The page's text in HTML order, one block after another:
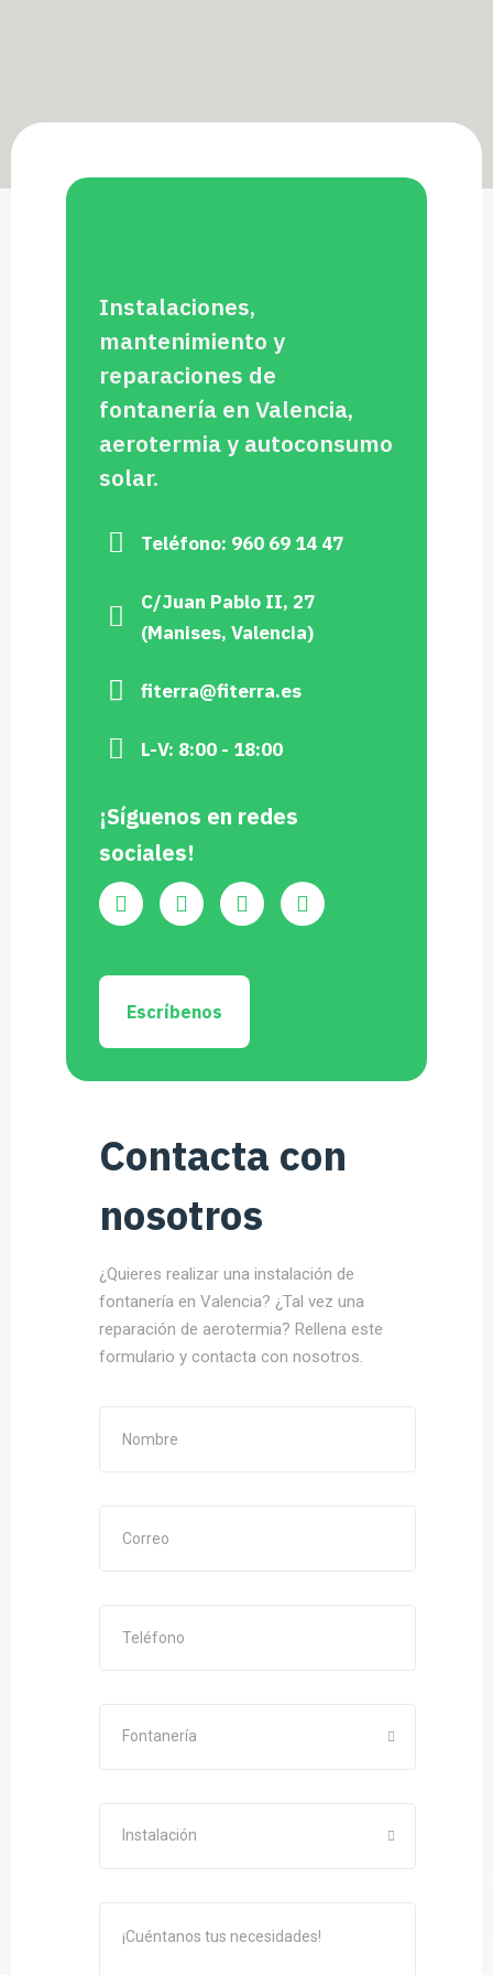
Instalaciones,
mantenimiento y
reparaciones de
fontanería en Valencia,
aerotermia y autoconsumo
solar.
Teléfono: 960 69 14 47
C/Juan Pablo II, 27
(Manises, Valencia)
fiterra@fiterra.es
L-V: 8:00 - 18:00
¡Síguenos en redes
sociales!
Escríbenos
Contacta con
nosotros
¿Quieres realizar una instalación de
fontanería en Valencia? ¿Tal vez una
reparación de aerotermia? Rellena este
formulario y contacta con nosotros.
Fontanería
Instalación